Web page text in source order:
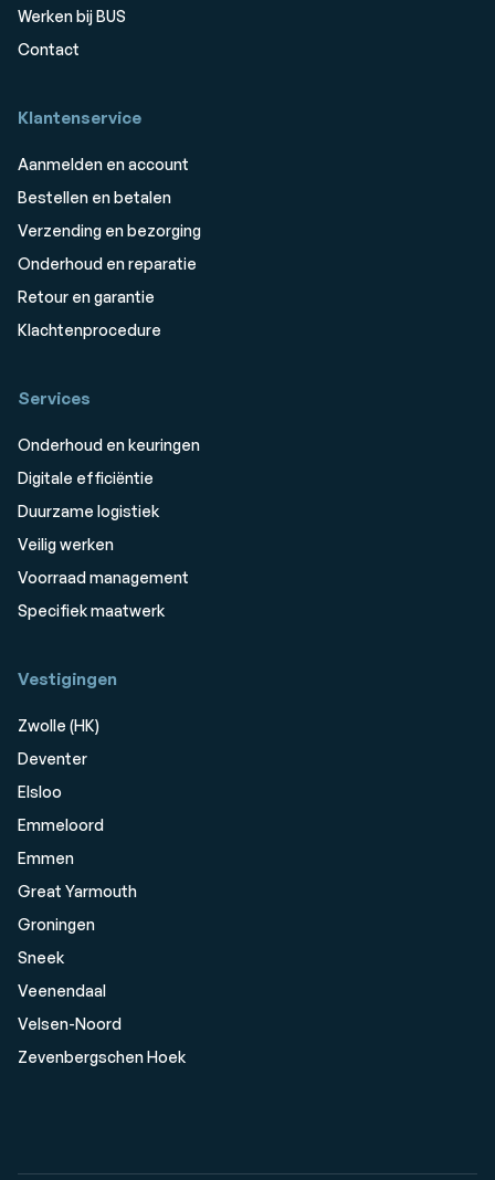
Werken bij BUS
Contact
Klantenservice
Aanmelden en account
Bestellen en betalen
Verzending en bezorging
Onderhoud en reparatie
Retour en garantie
Klachtenprocedure
Services
Onderhoud en keuringen
Digitale efficiëntie
Duurzame logistiek
Veilig werken
Voorraad management
Specifiek maatwerk
Vestigingen
Zwolle (HK)
Deventer
Elsloo
Emmeloord
Emmen
Great Yarmouth
Groningen
Sneek
Veenendaal
Velsen-Noord
Zevenbergschen Hoek